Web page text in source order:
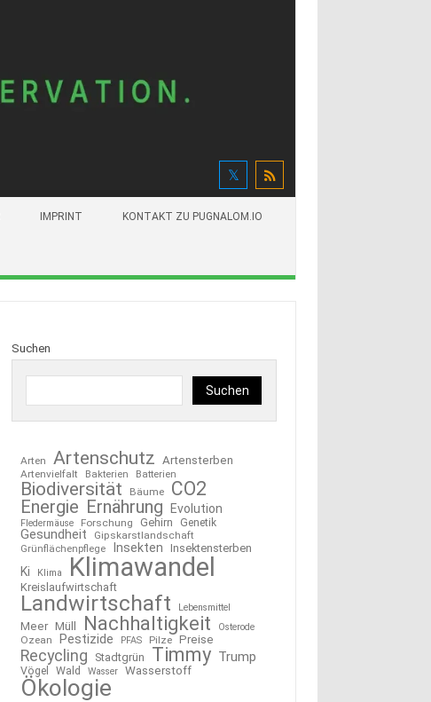
IMPRINT KONTAKT ZU PUGNALOM.IO
Suchen
Suchen
Arten Artenschutz Artensterben
Artenvielfalt Bakterien Batterien
Biodiversität Bäume CO2
Energie Ernährung Evolution
Fledermäuse Forschung Gehirn Genetik
Gesundheit Gipskarstlandschaft
Grünflächenpflege Insekten Insektensterben
Ki Klima Klimawandel
Kreislaufwirtschaft
Landwirtschaft Lebensmittel
Meer Müll Nachhaltigkeit Osterode
Ozean Pestizide PFAS Pilze Preise
Recycling Stadtgrün Timmy Trump
Vögel Wald Wasser Wasserstoff
Ökologie